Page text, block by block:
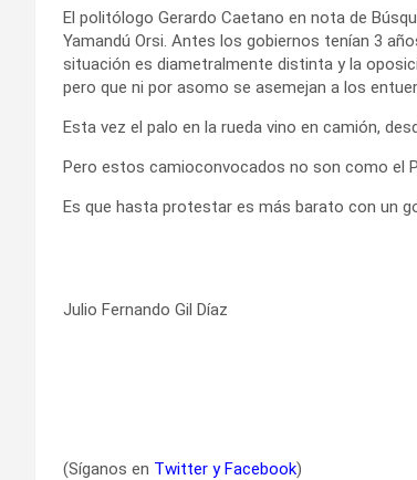
El politólogo Gerardo Caetano en nota de
Yamandú Orsi. Antes los gobiernos tenían 3
situación es diametralmente distinta y la
pero que ni por asomo se asemejan a los
Esta vez el palo en la rueda vino en camión,
Pero estos camioconvocados no son como el
Es que hasta protestar es más barato con un
Julio Fernando Gil Díaz
(Síganos en Twitter yFacebook)